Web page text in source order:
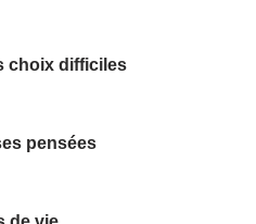
choix difficiles
pensées